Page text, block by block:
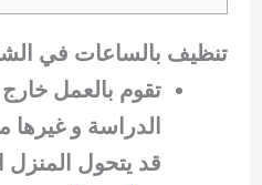
تنظيف بالساعات في
تقوم بالعمل
الدراسة و غيرها
قد يتحول